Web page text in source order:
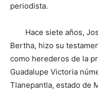
periodista.
Hace siete años,
Bertha, hizo su
como herederos de la
Guadalupe Victoria
Tlanepantla, estado de